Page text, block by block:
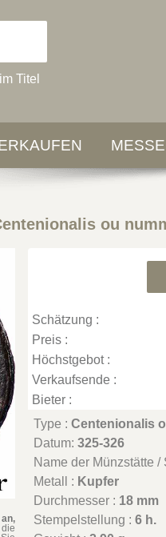
Titel
ou
Schätzung :
Preis :
Höchstgebot :
Verkaufsende :
Bieter :
Type :Centenionalis
Datum:325-326
Name der Münzstätte /
Metall : Kupfer
Durchmesser : 18 mm
Stempelstellung :6 h.